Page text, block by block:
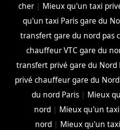
cher | Mieux qu'un taxi
qu'un taxi Paris gare du
transfert gare du nord pas
chauffeur VTC gare du
transfert privé gare du Nord
privé chauffeur gare du Nord
du nord Paris| Mieux
nord | Mieux qu'un
nord| Mieux qu'un